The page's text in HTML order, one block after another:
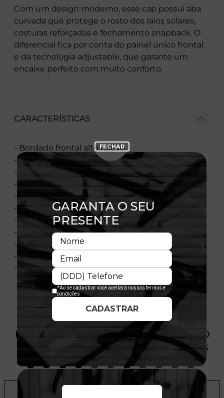
Com um design moderno, esse cap possui aba
curvada que protege o rosto dos raios solares,
costuras reforçadas e fechamento snapback. O
diferencial fica por conta do painel único frontal
e da tecnologia adjustable, que garante um
encaixe perfeito com muito conforto.
CARACTERÍSTICAS
- Bordado frontal alto relevo
- Bordado traseiro
- Contra-aba em cor contrastante
- Flag New Era bordada
- Aba curva
- Painel frontal único estruturado
- Ajustável
- Fechamento tipo Snapback
- Material: Sarja
- Composição: 100% Poliéster
- Licença oficial
PRODUTO SEM ESTOQUE DÍSPONÍVEL NO
SITE, CONSULTE A DISPONIBILIDADE NAS
LOJAS
ADICIONAR A LISTA DE DESEJOS